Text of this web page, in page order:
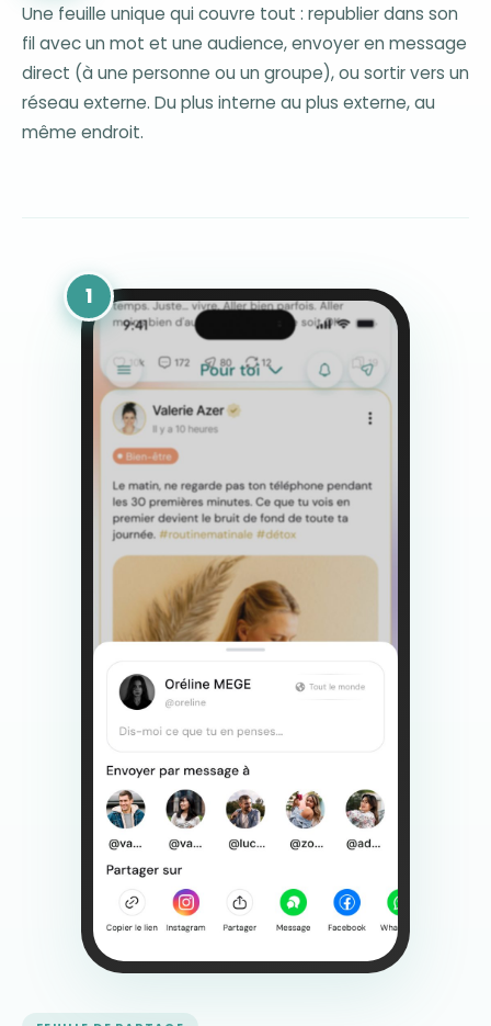
Une feuille unique qui couvre tout : republier dans son
fil avec un mot et une audience, envoyer en message
direct (à une personne ou un groupe), ou sortir vers un
réseau externe. Du plus interne au plus externe, au
même endroit.
1